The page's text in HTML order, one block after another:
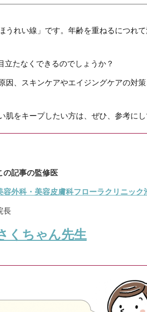
うれい線」です。年齢を重ねるにつれ
立たなくできるのでしょうか？
因、スキンケアやエイジングケアの対
をキープしたい方は、ぜひ、参考にし
の記事の監修医
容外科・美容皮膚科フローラクリニック
長
くちゃん先生